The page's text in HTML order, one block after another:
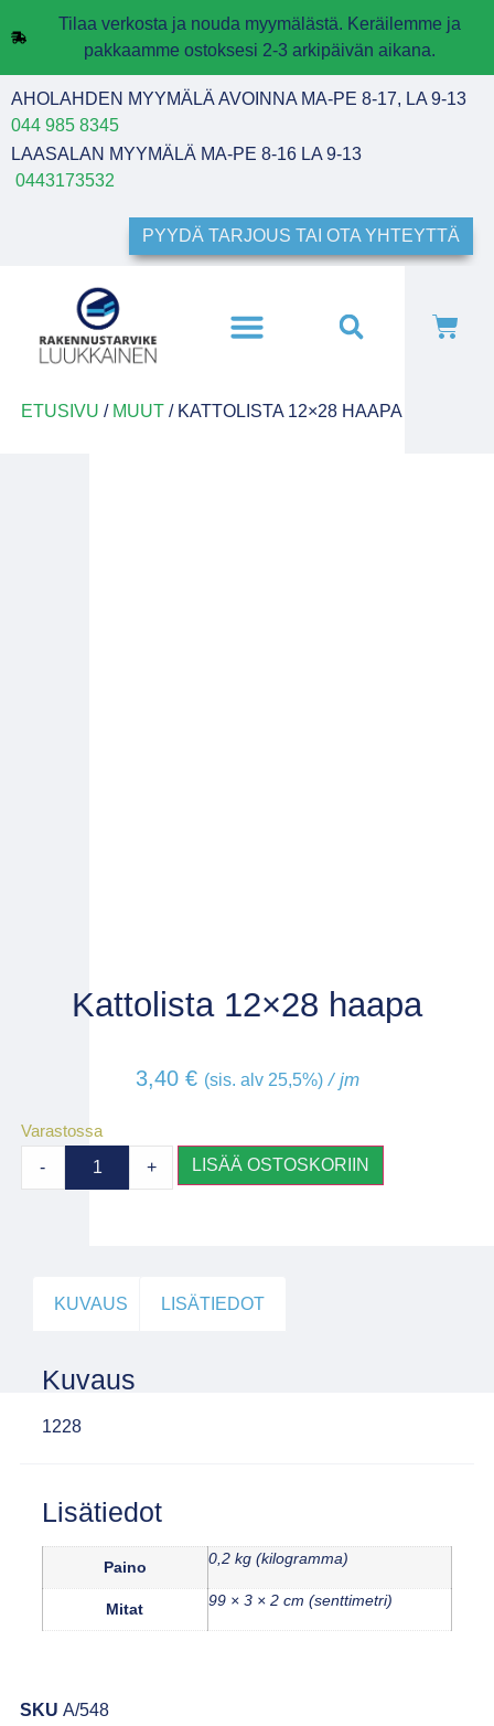
Tilaa verkosta ja nouda myymälästä. Keräilemme ja
pakkaamme ostoksesi 2-3 arkipäivän aikana.
AHOLAHDEN MYYMÄLÄ AVOINNA MA-PE 8-17, LA 9-13
044 985 8345
LAASALAN MYYMÄLÄ MA-PE 8-16 LA 9-13
0443173532
PYYDÄ TARJOUS TAI OTA YHTEYTTÄ
ETUSIVU / MUUT/ KATTOLISTA 12×28 HAAPA
Kattolista 12×28 haapa
3,40 € (sis. alv 25,5%)/ jm
Varastossa
- + LISÄÄ OSTOSKORIIN
KUVAUS LISÄTIEDOT
Kuvaus
1228
Lisätiedot
Paino 0,2 kg (kilogramma)
Mitat 99 × 3 × 2 cm (senttimetri)
SKU A/548